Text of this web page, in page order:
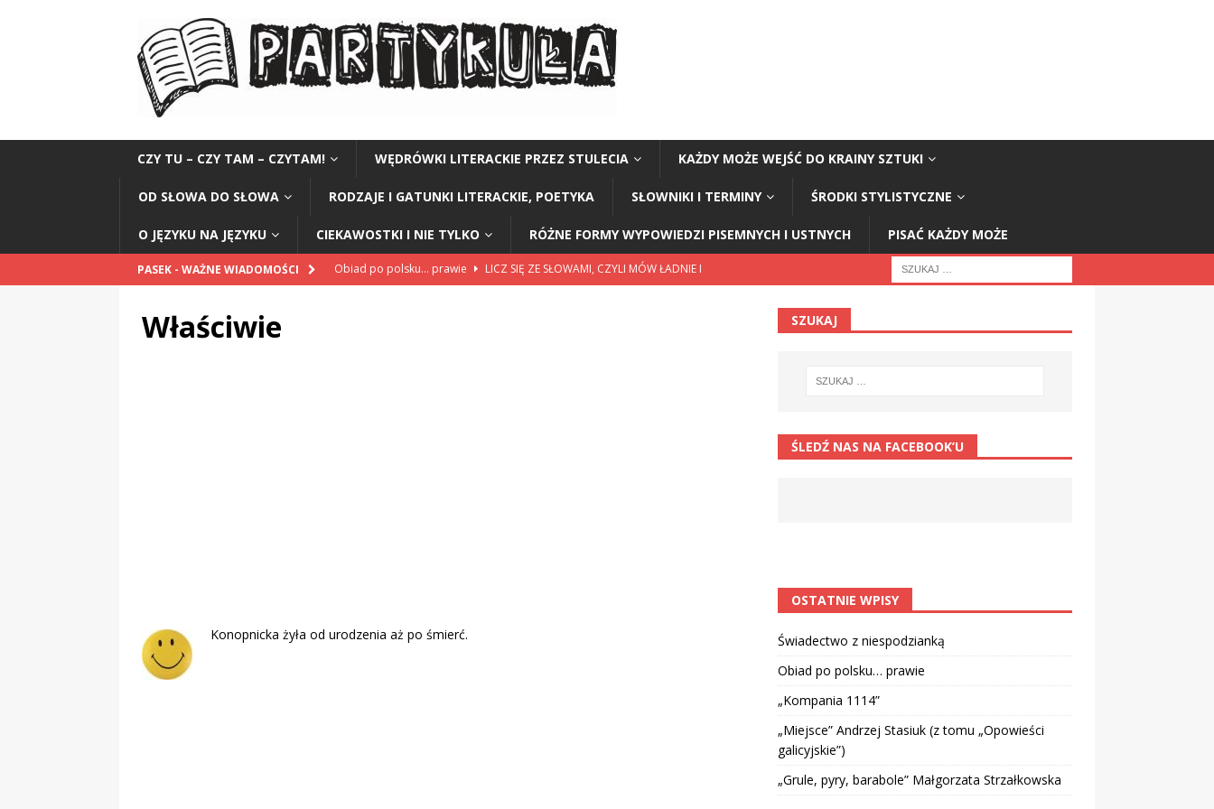
CZY TU – CZY TAM – CZYTAM! WĘDRÓWKI LITERACKIE PRZEZ STULECIA KAŻDY MOŻE WEJŚĆ DO KRAINY SZTUKI
OD SŁOWA DO SŁOWA RODZAJE I GATUNKI LITERACKIE, POETYKA SŁOWNIKI I TERMINY ŚRODKI STYLISTYCZNE
O JĘZYKU NA JĘZYKU CIEKAWOSTKI I NIE TYLKO RÓŻNE FORMY WYPOWIEDZI PISEMNYCH I USTNYCH PISAĆ KAŻDY MOŻE
PASEK - WAŻNE WIADOMOŚCI Obiad po polsku… prawie
LICZ SIĘ ZE SŁOWAMI, CZYLI MÓW ŁADNIE I
Właściwie
Konopnicka żyła od urodzenia aż po śmierć.
SZUKAJ
ŚLEDŹ NAS NA FACEBOOK’U
OSTATNIE WPISY
Świadectwo z niespodzianką
Obiad po polsku… prawie
„Kompania 1114”
„Miejsce” Andrzej Stasiuk (z tomu „Opowieści
galicyjskie”)
„Grule, pyry, barabole” Małgorzata Strzałkowska